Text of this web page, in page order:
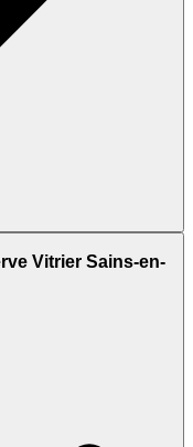
Vitrier Sains-en-